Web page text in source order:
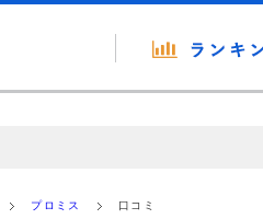
ています。
プロミス 口コミ